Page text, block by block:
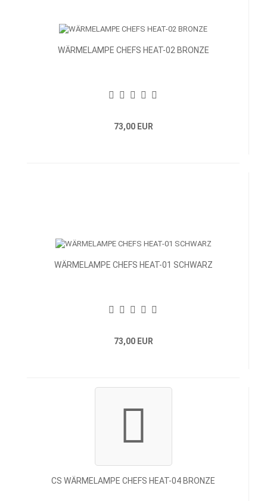
WÄRMELAMPE CHEFS HEAT-02 BRONZE
73,00 EUR
WÄRMELAMPE CHEFS HEAT-01 SCHWARZ
73,00 EUR
CS WÄRMELAMPE CHEFS HEAT-04 BRONZE